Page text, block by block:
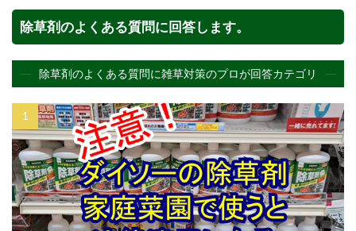
除草剤のよくある質問に回答します。
除草剤のよくある質問に雑草対策のプロが回答カテゴリ